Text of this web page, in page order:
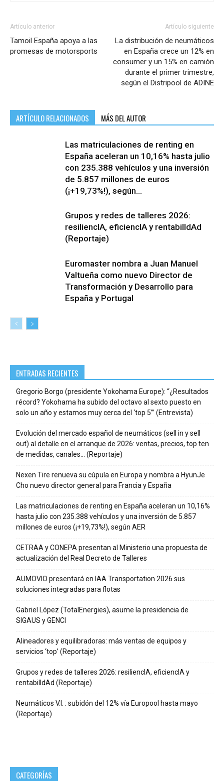
Artículo anterior
Tamoil España apoya a las
promesas de motorsports
Artículo siguiente
La distribución de neumáticos
en España crece un 12% en
consumer y un 15% en camión
durante el primer trimestre,
según el Distripool de ADINE
ARTÍCULO RELACIONADOS MÁS DEL AUTOR
Las matriculaciones de renting en
España aceleran un 10,16% hasta julio
con 235.388 vehículos y una inversión
de 5.857 millones de euros
(¡+19,73%!), según...
Grupos y redes de talleres 2026:
resiliencIA, eficiencIA y rentabilIdAd
(Reportaje)
Euromaster nombra a Juan Manuel
Valtueña como nuevo Director de
Transformación y Desarrollo para
España y Portugal
ENTRADAS RECIENTES
Gregorio Borgo (presidente Yokohama Europe): “¿Resultados
récord? Yokohama ha subido del octavo al sexto puesto en
solo un año y estamos muy cerca del ‘top 5’” (Entrevista)
Evolución del mercado español de neumáticos (sell in y sell
out) al detalle en el arranque de 2026: ventas, precios, top ten
de medidas, canales… (Reportaje)
Nexen Tire renueva su cúpula en Europa y nombra a HyunJe
Cho nuevo director general para Francia y España
Las matriculaciones de renting en España aceleran un 10,16%
hasta julio con 235.388 vehículos y una inversión de 5.857
millones de euros (¡+19,73%!), según AER
CETRAA y CONEPA presentan al Ministerio una propuesta de
actualización del Real Decreto de Talleres
AUMOVIO presentará en IAA Transportation 2026 sus
soluciones integradas para flotas
Gabriel López (TotalEnergies), asume la presidencia de
SIGAUS y GENCI
Alineadores y equilibradoras: más ventas de equipos y
servicios ‘top’ (Reportaje)
Grupos y redes de talleres 2026: resiliencIA, eficiencIA y
rentabilIdAd (Reportaje)
Neumáticos V.I. : subidón del 12% vía Europool hasta mayo
(Reportaje)
CATEGORÍAS